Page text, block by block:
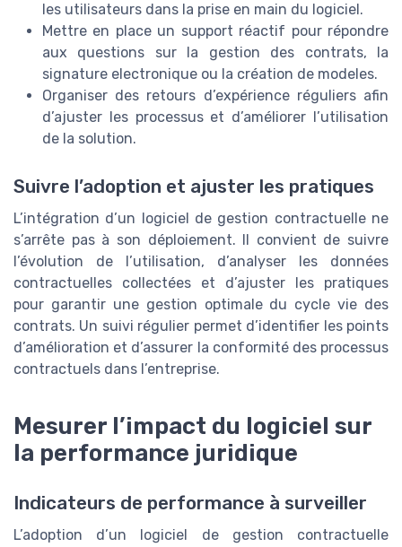
les utilisateurs dans la prise en main du logiciel.
Mettre en place un support réactif pour répondre
aux questions sur la gestion des contrats, la
signature electronique ou la création de modeles.
Organiser des retours d’expérience réguliers afin
d’ajuster les processus et d’améliorer l’utilisation
de la solution.
Suivre l’adoption et ajuster les pratiques
L’intégration d’un logiciel de gestion contractuelle ne
s’arrête pas à son déploiement. Il convient de suivre
l’évolution de l’utilisation, d’analyser les données
contractuelles collectées et d’ajuster les pratiques
pour garantir une gestion optimale du cycle vie des
contrats. Un suivi régulier permet d’identifier les points
d’amélioration et d’assurer la conformité des processus
contractuels dans l’entreprise.
Mesurer l’impact du logiciel sur
la performance juridique
Indicateurs de performance à surveiller
L’adoption d’un logiciel de gestion contractuelle